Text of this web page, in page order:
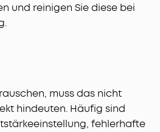
und reinigen Sie diese bei
muss das nicht
hindeuten. Häufig sind
fehlerhafte